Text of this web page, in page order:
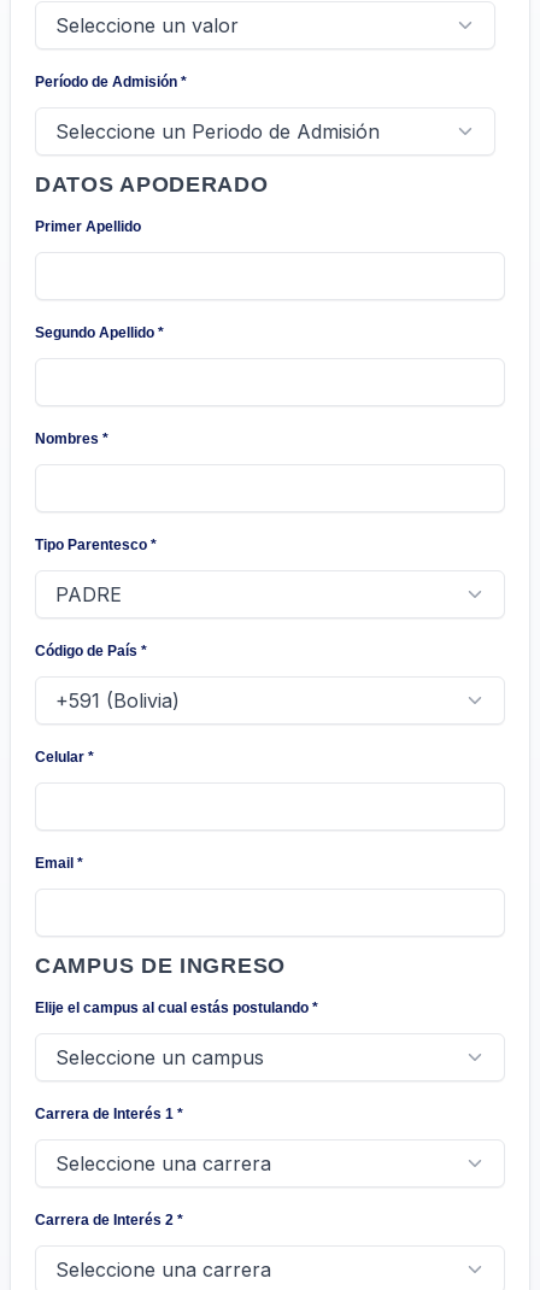
Período de Admisión *
DATOS APODERADO
Primer Apellido
Segundo Apellido *
Nombres *
Tipo Parentesco *
Código de País *
Celular *
Email *
CAMPUS DE INGRESO
Elije el campus al cual estás postulando *
Carrera de Interés 1 *
Carrera de Interés 2 *